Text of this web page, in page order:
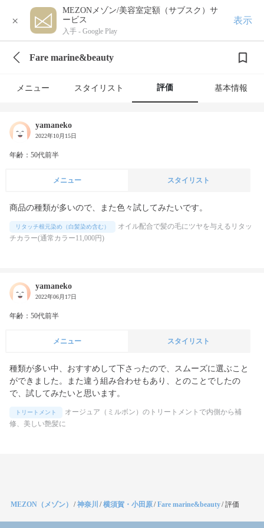
×
MEZONメゾン/美容室定額（サブスク）サ
ービス
入手 - Google Play
表示
Fare marine&beauty
メニュー スタイリスト 評価 基本情報
yamaneko
2022年10月15日
年齢：50代前半
メニュー スタイリスト
商品の種類が多いので、また色々試してみたいです。
リタッチ根元染め（白髪染め含む）
オイル配合で髪の毛にツヤを与えるリタッ
チカラー(通常カラー11,000円)
yamaneko
2022年06月17日
年齢：50代前半
メニュー スタイリスト
種類が多い中、おすすめして下さったので、スムーズに選ぶこと
ができました。また違う組み合わせもあり、とのことでしたの
で、試してみたいと思います。
トリートメント
オージュア（ミルボン）のトリートメントで内側から補
修、美しい艶髪に
MEZON（メゾン） /神奈川 /横須賀・小田原/Fare marine&beauty/評価